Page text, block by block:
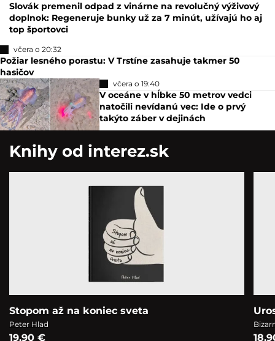
Slovák premenil odpad z vinárne na revolučný výživový
doplnok: Regeneruje bunky už za 7 minút, užívajú ho aj
top športovci
včera o 20:32
Požiar lesného porastu: V Trstíne zasahuje takmer 50
hasičov
včera o 19:40
V oceáne v hĺbke 50 metrov vedci
natočili nevídanú vec: Ide o prvý
takýto záber v dejinách
Knihy od interez.sk
Stopom až na koniec sveta
Peter Hlad
19,90 €